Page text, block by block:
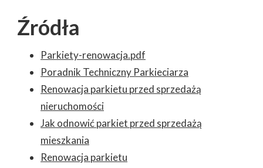
Źródła
Parkiety-renowacja.pdf
Poradnik Techniczny Parkieciarza
Renowacja parkietu przed sprzedażą
nieruchomości
Jak odnowić parkiet przed sprzedażą
mieszkania
Renowacja parkietu